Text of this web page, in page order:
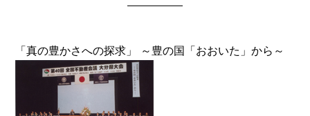
「真の豊かさへの探求」 ～豊の国「おおいた」から～